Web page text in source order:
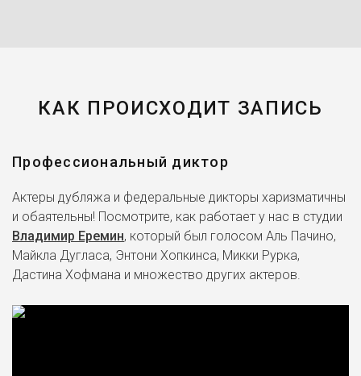
КАК ПРОИСХОДИТ ЗАПИСЬ
Профессиональный диктор
Актеры дубляжа и федеральные дикторы харизматичны
и обаятельны! Посмотрите, как работает у нас в студии
Владимир Еремин, который был голосом Аль Пачино,
Майкла Дугласа, Энтони Хопкинса, Микки Рурка,
Дастина Хофмана и множество других актеров.